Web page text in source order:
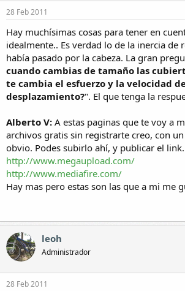
28 Feb 2011
Hay muchísimas cosas para tener en
idealmente.. Es verdad lo de la inercia de
había pasado por la cabeza. La gran
cuando cambias de tamaño las
te cambia el esfuerzo y la velocidad
desplazamiento?". El que tenga la
Alberto V: A estas paginas que te voy a
archivos gratis sin registrarte creo, con
obvio. Podes subirlo ahí, y publicar el link.
http://www.megaupload.com/
http://www.mediafire.com/
Hay mas pero estas son las que a mi me
leoh
Administrador
28 Feb 2011